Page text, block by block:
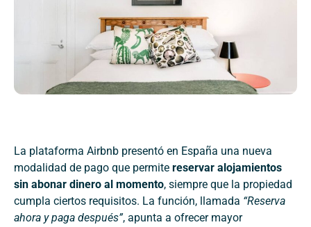
La plataforma Airbnb presentó en España una nueva
modalidad de pago que permite reservar alojamientos
sin abonar dinero al momento, siempre que la propiedad
cumpla ciertos requisitos. La función, llamada “Reserva
ahora y paga después”, apunta a ofrecer mayor